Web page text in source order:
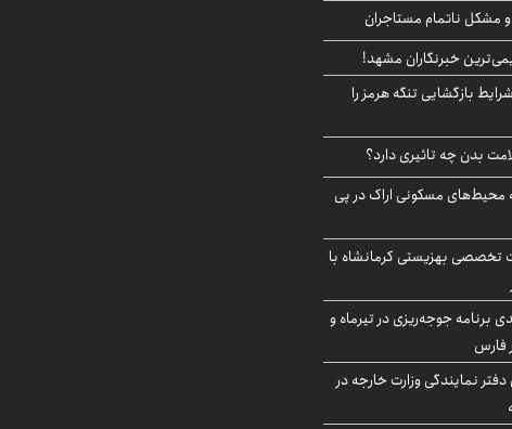
و مشکل ناتمام مستاجران
خبرنگاران مشهد!
بازگشایی تنگه هرمز را
بدن چه تاثیری دارد؟
محیط‌های مسکونی اراک در پی
تخصصی بهزیستی کرمانشاه با
درصدی برنامه جوجه‌ریزی در تیرماه و
فارس
نمایندگی وزارت خارجه در